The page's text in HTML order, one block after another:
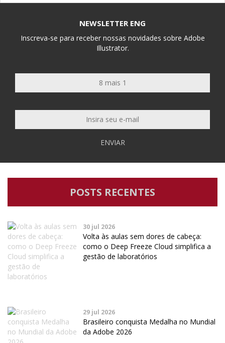
NEWSLETTER ENG
Inscreva-se para receber nossas novidades sobre Adobe
Illustrator.
ENVIAR
POSTS RECENTES
30 jul 2026
Volta às aulas sem dores de cabeça:
como o Deep Freeze Cloud simplifica a
gestão de laboratórios
29 jul 2026
Brasileiro conquista Medalha no Mundial
da Adobe 2026